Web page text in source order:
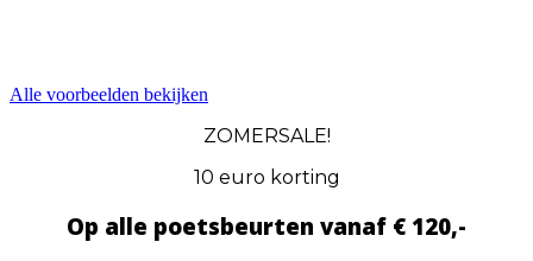
Alle voorbeelden bekijken
ZOMERSALE!
10 euro korting
Op alle poetsbeurten vanaf € 120,-